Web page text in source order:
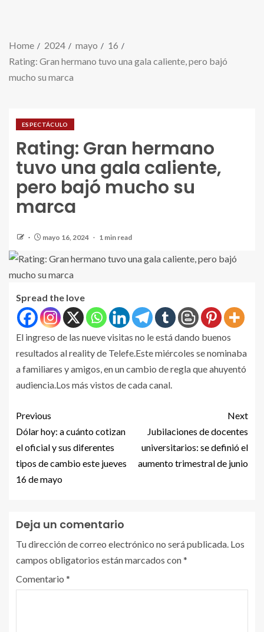
Home 2024 mayo
16
Rating: Gran hermano tuvo una gala caliente, pero bajó
mucho su marca
ESPECTÁCULO
Rating: Gran hermano
tuvo una gala caliente,
pero bajó mucho su
marca
mayo 16, 2024 1 min read
Spread the love
El ingreso de las nueve visitas no le está dando buenos
resultados al reality de Telefe.Este miércoles se nominaba
a familiares y amigos, en un cambio de regla que ahuyentó
audiencia.Los más vistos de cada canal.
Previous
Dólar hoy: a cuánto cotizan
el oficial y sus diferentes
tipos de cambio este jueves
16 de mayo
Next
Jubilaciones de docentes
universitarios: se definió el
aumento trimestral de junio
Deja un comentario
Tu dirección de correo electrónico no será publicada. Los
campos obligatorios están marcados con*
Comentario *